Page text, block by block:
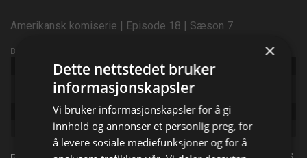
Amerikansk komiserie | Episode 18 | Sæson 7
Broadcast info
2003
Everybody Loves Raymond
The Plan
Komedie, Sitcom
×
Dette nettstedet bruker
informasjonskapsler
Vi bruker informasjonskapsler for å gi
innhold og annonser et personlig preg, for
å levere sosiale mediefunksjoner og for å